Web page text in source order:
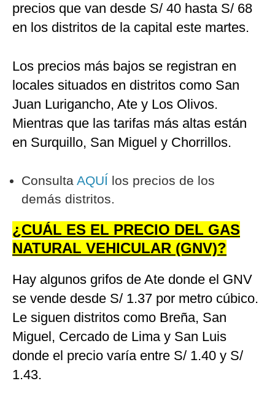
precios que van desde S/ 40 hasta S/ 68
en los distritos de la capital este martes.
Los precios más bajos se registran en
locales situados en distritos como San
Juan Lurigancho, Ate y Los Olivos.
Mientras que las tarifas más altas están
en Surquillo, San Miguel y Chorrillos.
Consulta AQUÍ los precios de los
demás distritos.
¿CUÁL ES EL PRECIO DEL GAS
NATURAL VEHICULAR (GNV)?
Hay algunos grifos de Ate donde el GNV
se vende desde S/ 1.37 por metro cúbico.
Le siguen distritos como Breña, San
Miguel, Cercado de Lima y San Luis
donde el precio varía entre S/ 1.40 y S/
1.43.